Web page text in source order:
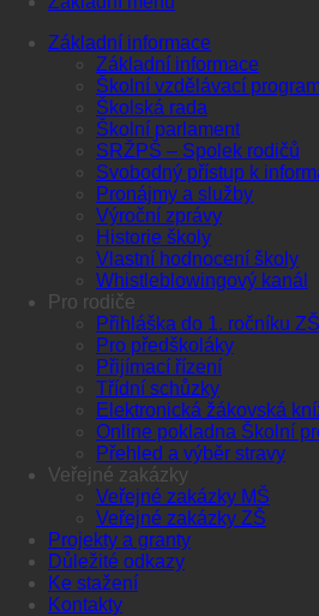
Základní informace
Základní informace
Školní vzdělávací
Školská rada
Školní parlament
SRŽPŠ – Spolek rodičů
Svobodný přístup k
Pronájmy a služby
Výroční zprávy
Historie školy
Vlastní hodnocení školy
Whistleblowingový kanál
Pro rodiče
Přihláška do 1. ročníku ZŠ
Pro předškoláky
Přijímací řízení
Třídní schůzky
Elektronická žákovská
Online pokladna Školní
Přehled a výběr stravy
Veřejné zakázky
Veřejné zakázky MŠ
Veřejné zakázky ZŠ
Projekty a granty
Důležité odkazy
Ke stažení
Kontakty